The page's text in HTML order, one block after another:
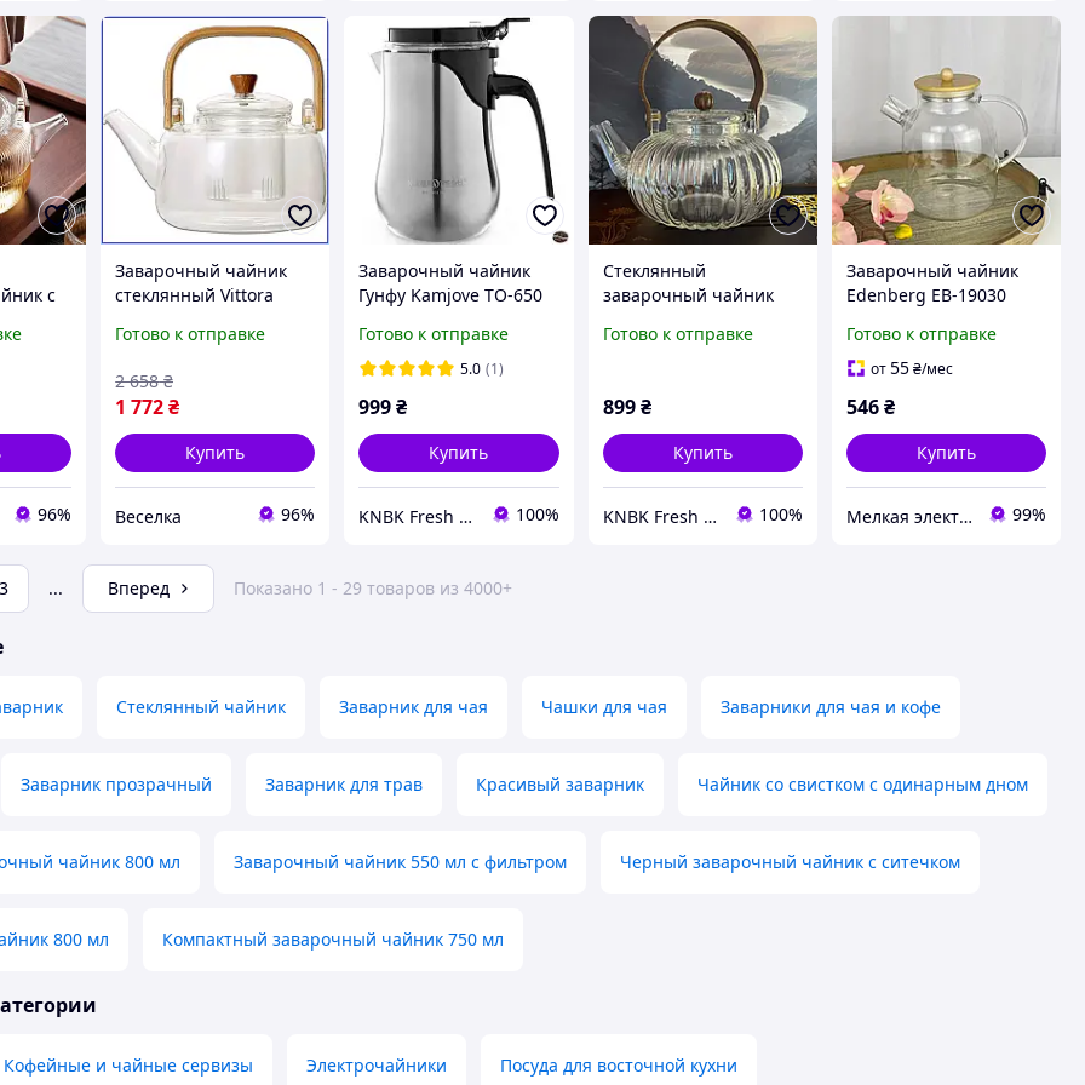
с
96%
Заварочный чайник
стеклянный Vittora
бамбуковой ручкой и
прозрачный
Готово к отправке
1 772₴
2 658 ₴
Купить
Веселка 96%
Заварочный чайник
Гунфу Kamjove TO-650
идеального чая в
домашних условиях
Готово к отправке
5.0 (1)
999₴
Купить
KNBK Fresh Roasted Coffee & Accessories store 100%
Стеклянный
заварочный чайник
боросиликатного
Готово к отправке
899 ₴
Купить
KNBK Fresh Roasted Coffee & Accessories store 100%
Заварочный чайник
Edenberg EB-19030
качество
Готово к отправке
от55₴/мес
546₴
Купить
Мелкая электроника и посуда для вашего дома 99%
3 ... Вперед Показано 1 - 29 товаров из 4000+
Стеклянный чайник Заварник для чая Чашки для чая Заварники для чая и кофе
Заварник прозрачный Заварник для трав Красивый заварник Чайник со свистком с одинарным дном
чайник 800 мл Заварочный чайник 550 мл с фильтром Черный заварочный чайник с ситечком
800 мл Компактный заварочный чайник 750 мл
Кофейные и чайные сервизы Электрочайники Посуда для восточной кухни